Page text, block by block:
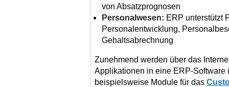
von Absatzprognosen
Personalwesen: ERP unterstützt
Personalentwicklung,
Gehaltsabrechnung
Zunehmend werden über das
Applikationen in eine ERP-Software
beispielsweise Module für das